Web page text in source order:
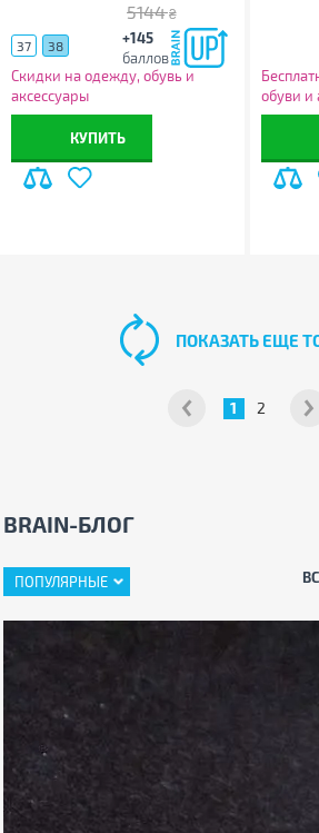
5144 ₴
+145
баллов
37 38
Скидки на одежду, обувь и
аксессуары
КУПИТЬ
обуви и
1 2
ПОКАЗАТЬ ЕЩЕ
BRAIN-БЛОГ
ПОПУЛЯРНЫЕ